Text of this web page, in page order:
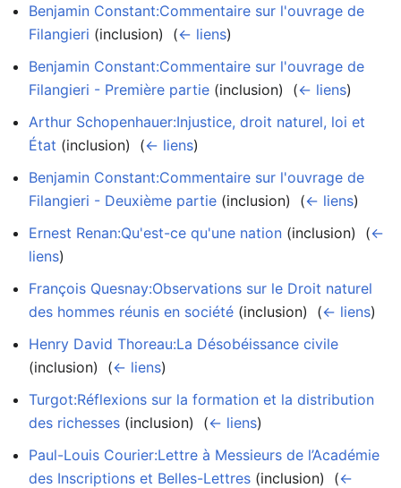
Benjamin Constant:Commentaire sur l'ouvrage de
Filangieri (inclusion) ‎ (← liens)
Benjamin Constant:Commentaire sur l'ouvrage de
Filangieri - Première partie (inclusion) ‎ (← liens)
Arthur Schopenhauer:Injustice, droit naturel, loi et
État (inclusion) ‎ (← liens)
Benjamin Constant:Commentaire sur l'ouvrage de
Filangieri - Deuxième partie (inclusion) ‎ (← liens)
Ernest Renan:Qu'est-ce qu'une nation (inclusion) ‎ (←
liens)
François Quesnay:Observations sur le Droit naturel
des hommes réunis en société (inclusion) ‎ (← liens)
Henry David Thoreau:La Désobéissance civile
(inclusion) ‎ (← liens)
Turgot:Réflexions sur la formation et la distribution
des richesses (inclusion) ‎ (← liens)
Paul-Louis Courier:Lettre à Messieurs de l’Académie
des Inscriptions et Belles-Lettres (inclusion) ‎ (←